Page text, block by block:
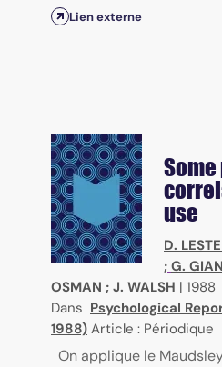
Lien externe
use
D.
; G.
OSMAN ; J. WALSH | 1988
Dans Psychological
1988) Article : Périodique
On applique le